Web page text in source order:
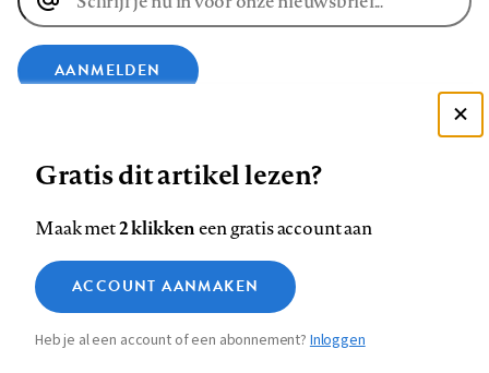
E-
mailadres
AANMELDEN
op
Facebook
op
LinkedIn
op
Bluesky
ons
op
InstagramYouTube
Footer
Contact Colofon Disclaimer Privacy
Medische vragen verdienen
betrouwbare antwoorden
Zie onze cookie policy
Analytische cookies
Marketing cookies
Gratis dit artikel lezen?
Maak met2 klikkeneen gratis account aan
ACCOUNT AANMAKEN
Heb je al een account of een abonnement?Inloggen